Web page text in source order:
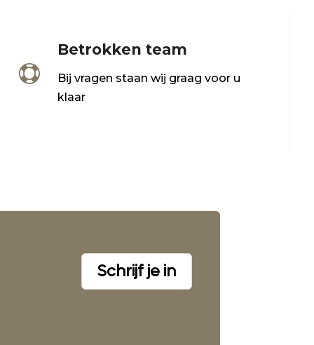

Betrokken team
Bij vragen staan wij graag voor u
klaar
Schrijf je in